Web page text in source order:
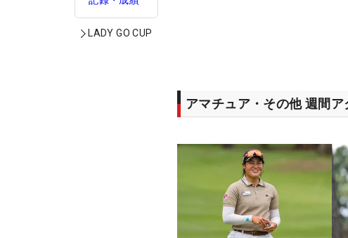
LADY GO CUP
アマチュア・その他 週間